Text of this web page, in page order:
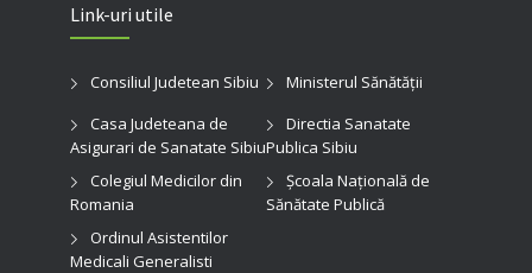
Link-uri utile
Consiliul Judetean Sibiu
Ministerul Sănătății
Casa Judeteana de
Asigurari de Sanatate Sibiu
Directia Sanatate
Publica Sibiu
Colegiul Medicilor din
Romania
Şcoala Naţională de
Sănătate Publică
Ordinul Asistentilor
Medicali Generalisti